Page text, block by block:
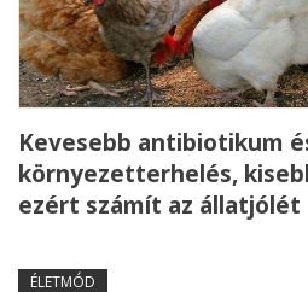
Kevesebb antibiotikum
környezetterhelés,
ezért számít az állatjólét
ÉLETMÓD